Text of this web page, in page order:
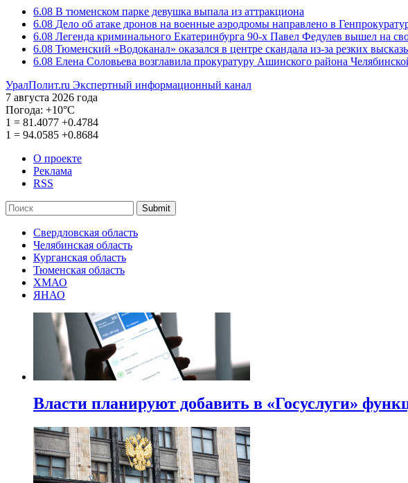
6.08 В тюменском парке девушка выпала из аттракциона
6.08 Дело об атаке дронов на военные аэродромы направлено в
6.08 Легенда криминального Екатеринбурга 90-х Павел Федулев вышел на
6.08 Тюменский «Водоканал» оказался в центре скандала из-за резких
6.08 Елена Соловьева возглавила прокуратуру Ашинского района
УралПолит.ru Экспертный информационный канал
7 августа 2026 года
Погода: +10°С
1 = 81.4077 +0.4784
1 = 94.0585 +0.8684
О проекте
Реклама
RSS
Submit
Свердловская область
Челябинская область
Курганская область
Тюменская область
ХМАО
ЯНАО
Власти планируют добавить в «Госуслуги»